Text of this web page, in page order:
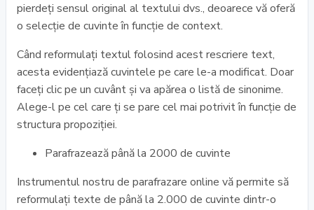
pierdeți sensul original al textului dvs., deoarece vă oferă
o selecție de cuvinte în funcție de context.
Când reformulați textul folosind acest rescriere text,
acesta evidențiază cuvintele pe care le-a modificat. Doar
faceți clic pe un cuvânt și va apărea o listă de sinonime.
Alege-l pe cel care ți se pare cel mai potrivit în funcție de
structura propoziției.
Parafrazează până la 2000 de cuvinte
Instrumentul nostru de parafrazare online vă permite să
reformulați texte de până la 2.000 de cuvinte dintr-o